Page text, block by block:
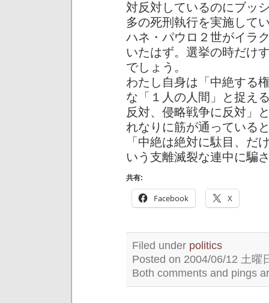
対反対しているのにブッ
多の死刑執行を実施して
ハネ・パウロ２世がイラ
いたはず。選挙の時だけ
でしょう。
わたし自身は「中絶する
な「１人の人間」と捉え
反対、侵略戦争に反対」
れなりに筋が通っている
「中絶は絶対に駄目、だ
いう支離滅裂な連中に騙
共有:
Facebook X
Filed under politics
Posted on 2004/06/12 土曜
Both comments and pings